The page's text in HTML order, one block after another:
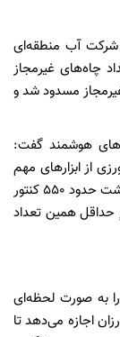
شرکت آب منطقه‌ای
چاه‌های غیرمجاز
و حدود ۳۰۰۰ حلقه چاه غیرمجاز مسدود شد و
هوشمند گفت:
از ابزارهای مهم
مدیریت منابع آب زیرزمینی است که در سالی که گذشت حدود ۵۵۰ کنتور
حداقل همین تعداد
به صورت لحظه‌ای
اجازه می‌دهد تا